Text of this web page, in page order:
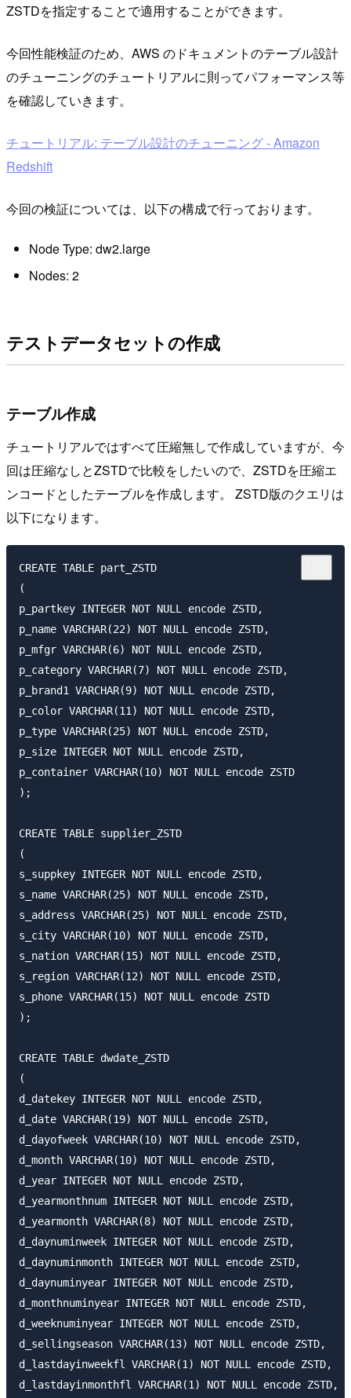
ZSTDを指定することで適用することができます。
今回性能検証のため、AWS のドキュメントのテーブル設計
のチューニングのチュートリアルに則ってパフォーマンス等
を確認していきます。
チュートリアル: テーブル設計のチューニング - Amazon
Redshift
今回の検証については、以下の構成で行っております。
Node Type: dw2.large
Nodes: 2
テストデータセットの作成
テーブル作成
チュートリアルではすべて圧縮無しで作成していますが、今
回は圧縮なしとZSTDで比較をしたいので、ZSTDを圧縮エ
ンコードとしたテーブルを作成します。 ZSTD版のクエリは
以下になります。
CREATE TABLE part_ZSTD
(
p_partkey INTEGER NOT NULL encode ZSTD,
p_name VARCHAR(22) NOT NULL encode ZSTD,
p_mfgr VARCHAR(6) NOT NULL encode ZSTD,
p_category VARCHAR(7) NOT NULL encode ZSTD,
p_brand1 VARCHAR(9) NOT NULL encode ZSTD,
p_color VARCHAR(11) NOT NULL encode ZSTD,
p_type VARCHAR(25) NOT NULL encode ZSTD,
p_size INTEGER NOT NULL encode ZSTD,
p_container VARCHAR(10) NOT NULL encode ZSTD
);
CREATE TABLE supplier_ZSTD
(
s_suppkey INTEGER NOT NULL encode ZSTD,
s_name VARCHAR(25) NOT NULL encode ZSTD,
s_address VARCHAR(25) NOT NULL encode ZSTD,
s_city VARCHAR(10) NOT NULL encode ZSTD,
s_nation VARCHAR(15) NOT NULL encode ZSTD,
s_region VARCHAR(12) NOT NULL encode ZSTD,
s_phone VARCHAR(15) NOT NULL encode ZSTD
);
CREATE TABLE dwdate_ZSTD
(
d_datekey INTEGER NOT NULL encode ZSTD,
d_date VARCHAR(19) NOT NULL encode ZSTD,
d_dayofweek VARCHAR(10) NOT NULL encode ZSTD,
d_month VARCHAR(10) NOT NULL encode ZSTD,
d_year INTEGER NOT NULL encode ZSTD,
d_yearmonthnum INTEGER NOT NULL encode ZSTD,
d_yearmonth VARCHAR(8) NOT NULL encode ZSTD,
d_daynuminweek INTEGER NOT NULL encode ZSTD,
d_daynuminmonth INTEGER NOT NULL encode ZSTD,
d_daynuminyear INTEGER NOT NULL encode ZSTD,
d_monthnuminyear INTEGER NOT NULL encode ZSTD,
d_weeknuminyear INTEGER NOT NULL encode ZSTD,
d_sellingseason VARCHAR(13) NOT NULL encode ZSTD,
d_lastdayinweekfl VARCHAR(1) NOT NULL encode ZSTD,
d_lastdayinmonthfl VARCHAR(1) NOT NULL encode ZSTD,